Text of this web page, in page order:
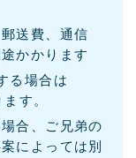
送費、通信
かかります
る場合は
す。
合、ご兄弟の
によっては別